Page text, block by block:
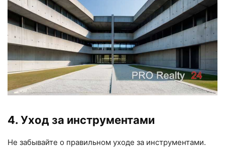
4. Уход за инструментами
Не забывайте о правильном уходе за инструментами.